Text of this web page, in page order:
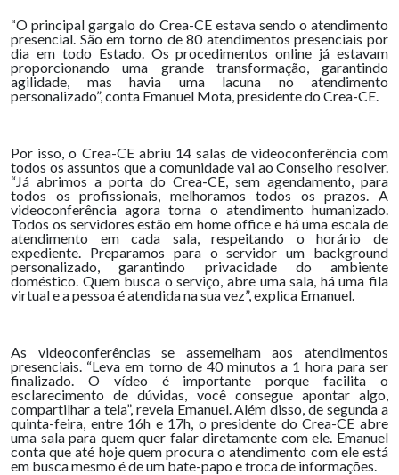
“O principal gargalo do Crea-CE estava sendo o atendimento
presencial. São em torno de 80 atendimentos presenciais por
dia em todo Estado. Os procedimentos online já estavam
proporcionando uma grande transformação, garantindo
agilidade, mas havia uma lacuna no atendimento
personalizado”, conta Emanuel Mota, presidente do Crea-CE.
Por isso, o Crea-CE abriu 14 salas de videoconferência com
todos os assuntos que a comunidade vai ao Conselho resolver.
“Já abrimos a porta do Crea-CE, sem agendamento, para
todos os profissionais, melhoramos todos os prazos. A
videoconferência agora torna o atendimento humanizado.
Todos os servidores estão em home office e há uma escala de
atendimento em cada sala, respeitando o horário de
expediente. Preparamos para o servidor um background
personalizado, garantindo privacidade do ambiente
doméstico. Quem busca o serviço, abre uma sala, há uma fila
virtual e a pessoa é atendida na sua vez”, explica Emanuel.
As videoconferências se assemelham aos atendimentos
presenciais. “Leva em torno de 40 minutos a 1 hora para ser
finalizado. O vídeo é importante porque facilita o
esclarecimento de dúvidas, você consegue apontar algo,
compartilhar a tela”, revela Emanuel. Além disso, de segunda a
quinta-feira, entre 16h e 17h, o presidente do Crea-CE abre
uma sala para quem quer falar diretamente com ele. Emanuel
conta que até hoje quem procura o atendimento com ele está
em busca mesmo é de um bate-papo e troca de informações.